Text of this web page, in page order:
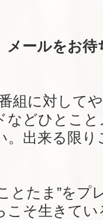
メールをお
組に対して
などひとこ
。出来る限
とたま”をプ
こそ生きて